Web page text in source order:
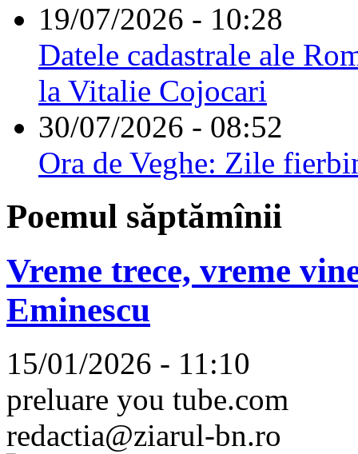
19/07/2026 - 10:28
Datele cadastrale ale
la Vitalie Cojocari
30/07/2026 - 08:52
Ora de Veghe: Zile
Poemul săptămînii
Vreme trece, vreme
Eminescu
15/01/2026 - 11:10
preluare you tube.com
redactia@ziarul-bn.ro